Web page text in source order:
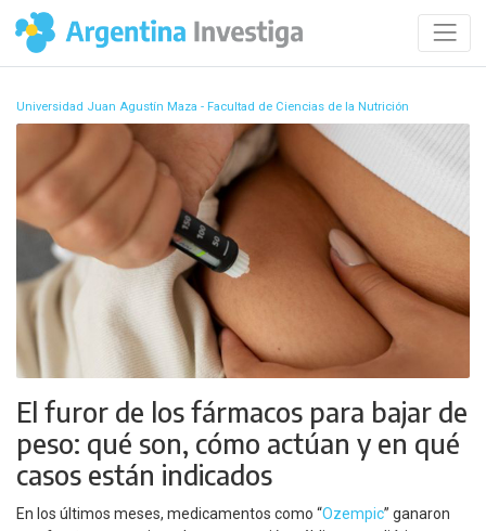
Universidad Juan Agustín Maza - Facultad de Ciencias de la Nutrición
El furor de los fármacos para bajar de
peso: qué son, cómo actúan y en qué
casos están indicados
En los últimos meses, medicamentos como “Ozempic” ganaron